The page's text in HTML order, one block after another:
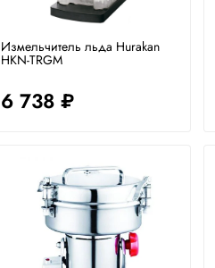
Измельчитель льда Hurakan
HKN-TRGM
6 738 ₽